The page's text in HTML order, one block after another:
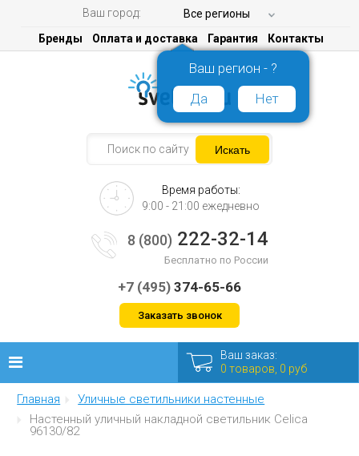
Ваш город: Все регионы
Ваш регион - ?
Да
Нет
Бренды Оплата и доставка Гарантия Контакты
Время работы:
9:00 - 21:00 ежедневно
8 (800) 222-32-14
Бесплатно по России
+7 (495) 374-65-66
Заказать звонок
Люстры
Ваш заказ:
0 товаров, 0 руб
Главная
Уличные светильники настенные
Настенный уличный накладной светильник Celica
96130/82